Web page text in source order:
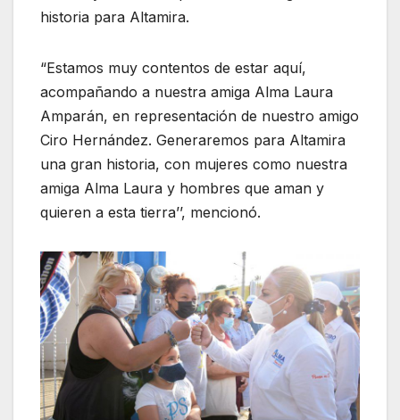
historia para Altamira.
“Estamos muy contentos de estar aquí,
acompañando a nuestra amiga Alma Laura
Amparán, en representación de nuestro amigo
Ciro Hernández. Generaremos para Altamira
una gran historia, con mujeres como nuestra
amiga Alma Laura y hombres que aman y
quieren a esta tierra’’, mencionó.